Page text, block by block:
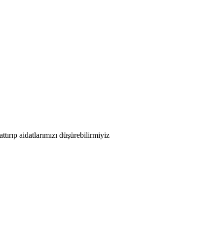
aidatlarımızı düşürebilirmiyiz